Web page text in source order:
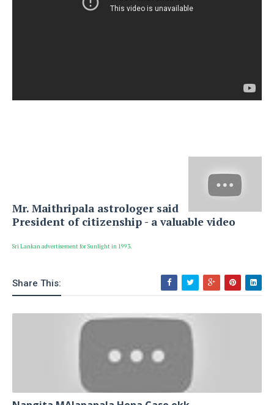
Mr. Maithripala astrologer said
President of citizenship - a valuable video
Sri Lankan advertisement for Sunlight in 1993.
Share This: